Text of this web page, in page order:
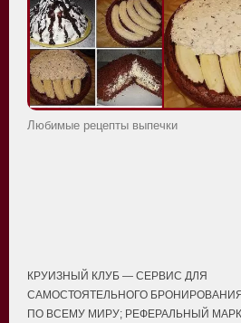
Любимые рецепты выпечки
КРУИЗНЫЙ КЛУБ — СЕРВИС ДЛЯ
САМОСТОЯТЕЛЬНОГО
ПО ВСЕМУ МИРУ; РЕФЕРАЛЬНЫЙ